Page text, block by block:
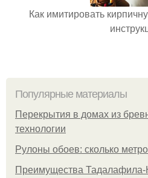
Как имитировать
Популярные материалы
Перекрытия в домах из
технологии
Рулоны обоев: сколько
Преимущества Тадалафила-